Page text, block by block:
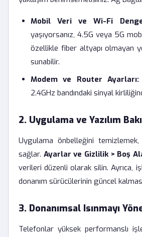
Mobil Veri ve Wi-Fi
yaşıyorsanız, 4.5G veya 5G
özellikle fiber altyapı olmayan
sunabilir.
Modem ve Router Ayarları:
2.4GHz bandındaki sinyal
2. Uygulama ve Yazılım
Uygulama önbelleğini
sağlar. Ayarlar ve Gizlilik > Boş
verileri düzenli olarak silin. Ayrıca,
donanım sürücülerinin güncel
3. Donanımsal Isınmayı
Telefonlar yüksek performanslı